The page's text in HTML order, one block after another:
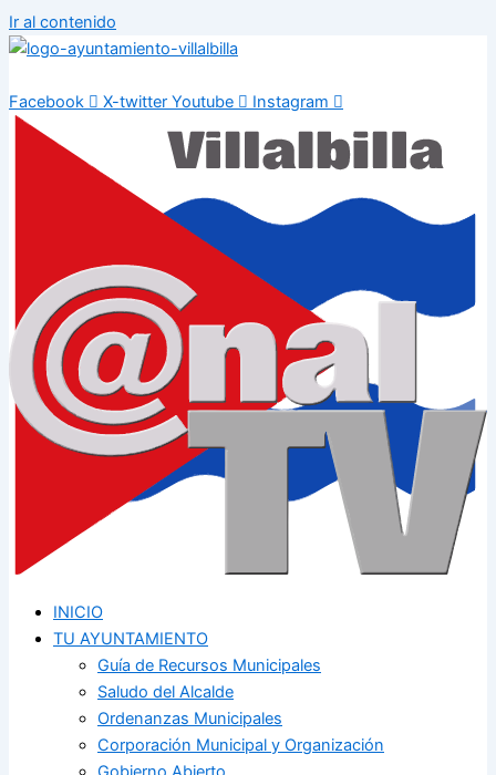
Ir al contenido
Facebook X-twitter Youtube Instagram
INICIO
TU AYUNTAMIENTO
Guía de Recursos Municipales
Saludo del Alcalde
Ordenanzas Municipales
Corporación Municipal y Organización